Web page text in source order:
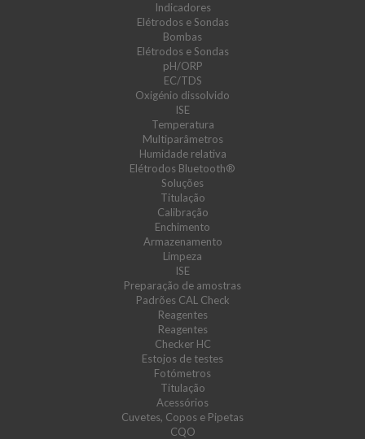
Indicadores
Elétrodos e Sondas
Bombas
Elétrodos e Sondas
pH/ORP
EC/TDS
Oxigénio dissolvido
ISE
Temperatura
Multiparâmetros
Humidade relativa
Elétrodos Bluetooth®
Soluções
Titulação
Calibração
Enchimento
Armazenamento
Limpeza
ISE
Preparação de amostras
Padrões CAL Check
Reagentes
Reagentes
Checker HC
Estojos de testes
Fotómetros
Titulação
Acessórios
Cuvetes, Copos e Pipetas
CQO